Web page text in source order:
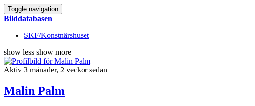
Toggle navigation
Bilddatabasen
SKF/Konstnärshuset
show less show more
Aktiv 3 månader, 2 veckor sedan
Malin Palm